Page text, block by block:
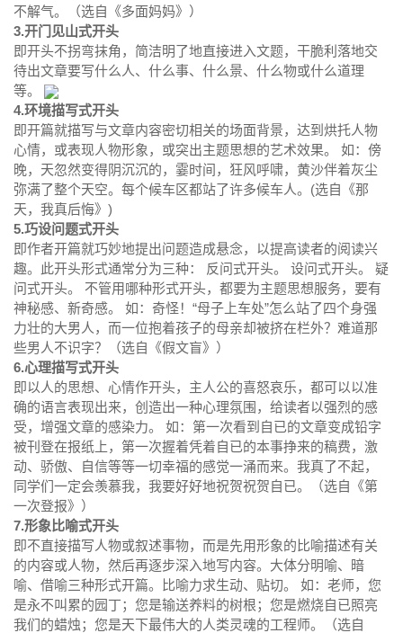
不解气。（选自《多面妈妈》）
3.开门见山式开头
即开头不拐弯抹角，简洁明了地直接进入文题，干脆利落地交
待出文章要写什么人、什么事、什么景、什么物或什么道理
等。
4.环境描写式开头
即开篇就描写与文章内容密切相关的场面背景，达到烘托人物
心情，或表现人物形象，或突出主题思想的艺术效果。 如：傍
晚，天忽然变得阴沉沉的，霎时间，狂风呼啸，黄沙伴着灰尘
弥满了整个天空。每个候车区都站了许多候车人。(选自《那
天，我真后悔》)
5.巧设问题式开头
即作者开篇就巧妙地提出问题造成悬念，以提高读者的阅读兴
趣。此开头形式通常分为三种： 反问式开头。 设问式开头。 疑
问式开头。 不管用哪种形式开头，都要为主题思想服务，要有
神秘感、新奇感。 如：奇怪！“母子上车处”怎么站了四个身强
力壮的大男人，而一位抱着孩子的母亲却被挤在栏外？难道那
些男人不识字？（选自《假文盲》）
6.心理描写式开头
即以人的思想、心情作开头，主人公的喜怒哀乐，都可以以准
确的语言表现出来，创造出一种心理氛围，给读者以强烈的感
受，增强文章的感染力。 如：第一次看到自已的文章变成铅字
被刊登在报纸上，第一次握着凭着自已的本事挣来的稿费，激
动、骄傲、自信等等一切幸福的感觉一涌而来。我真了不起，
同学们一定会羡慕我，我要好好地祝贺祝贺自已。（选自《第
一次登报》）
7.形象比喻式开头
即不直接描写人物或叙述事物，而是先用形象的比喻描述有关
的内容或人物，然后再逐步深入地写内容。大体分明喻、暗
喻、借喻三种形式开篇。比喻力求生动、贴切。 如：老师，您
是永不叫累的园丁；您是输送养料的树根；您是燃烧自已照亮
我们的蜡烛；您是天下最伟大的人类灵魂的工程师。（选自